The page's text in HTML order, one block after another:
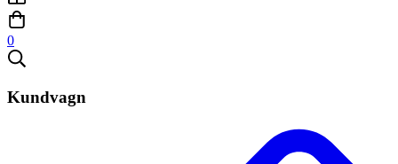
0
Kundvagn